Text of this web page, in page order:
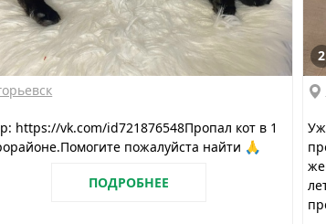
https://vk.com/id721876548Пропал кот в 1
пожалуйста найти 🙏
ПОДРОБНЕЕ
2